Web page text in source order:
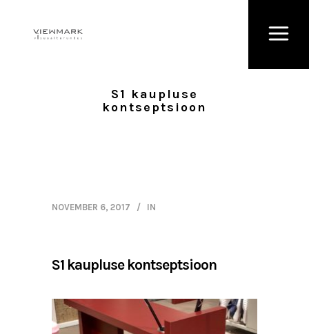
S1 kaupluse
kontseptsioon
NOVEMBER 6, 2017 IN
S1 kaupluse kontseptsioon